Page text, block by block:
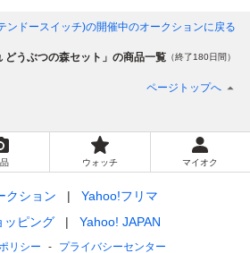
ンドースイッチ)の開催中のオークションに戻る
どうぶつの森セット」の商品一覧 （終了180日間）
ページトップへ
ウォッチ マイオク
クション
Yahoo!フリマ
ッピング
Yahoo! JAPAN
リシー プライバシーセンター